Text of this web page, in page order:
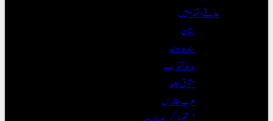
علاقے و تہذیبیں
ستان
سندھ و ہند
بدھ تہذیب
مشرق بعید
عرب و فارس